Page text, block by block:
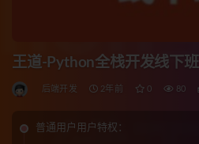
王道-Python全栈开发线下班
后端开发 2年前 0 80
普通用户用户特权：